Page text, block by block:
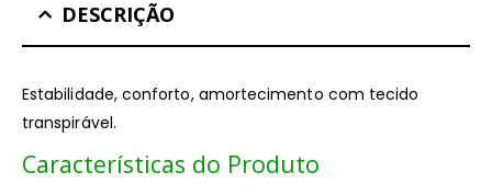
DESCRIÇÃO
Estabilidade, conforto, amortecimento com tecido
transpirável.
Características do Produto